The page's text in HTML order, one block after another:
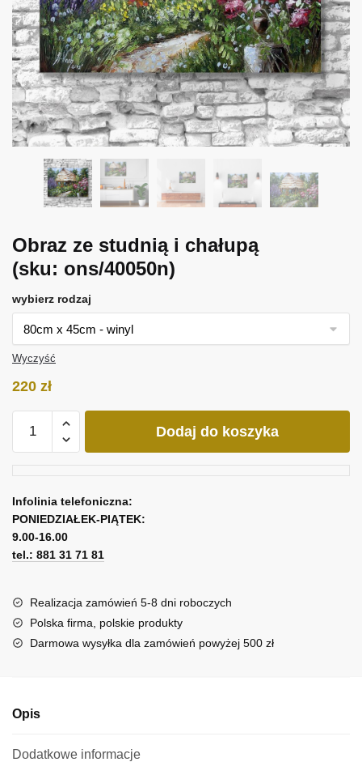
Obraz ze studnią i chałupą
(sku: ons/40050n)
wybierz rodzaj
Wyczyść
220 zł
Obraz
i
chałupą
Dodaj do koszyka
Infolinia telefoniczna:
PONIEDZIAŁEK-PIĄTEK:
9.00-16.00
tel.: 881 31 71 81
Realizacja zamówień 5-8 dni roboczych
Polska firma, polskie produkty
Darmowa wysyłka dla zamówień powyżej 500 zł
Opis
Dodatkowe informacje